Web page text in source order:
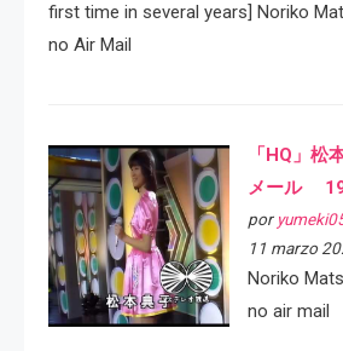
first time in several years] Noriko
no Air Mail
「HQ」松
メール
por
11 marzo
Noriko
no air mail